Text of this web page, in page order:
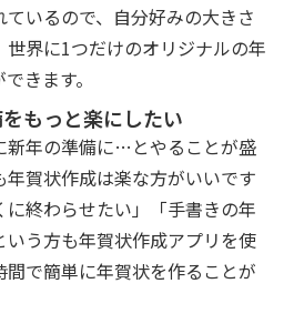
いるので、自分好みの大きさ
世界に1つだけのオリジナルの年
きます。
もっと楽にしたい
新年の準備に…とやることが盛
年賀状作成は楽な方がいいです
終わらせたい」「手書きの年
う方も年賀状作成アプリを使
で簡単に年賀状を作ることが